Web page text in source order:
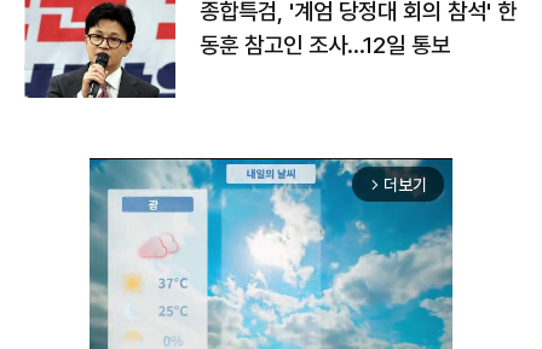
종합특검, '계엄 당정대 회의 참석' 한
동훈 참고인 조사...12일 통보
arrow_forward_ios 더보기